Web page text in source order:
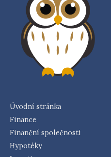
Úvodní stránka
Finance
Finanční společnosti
Hypotéky